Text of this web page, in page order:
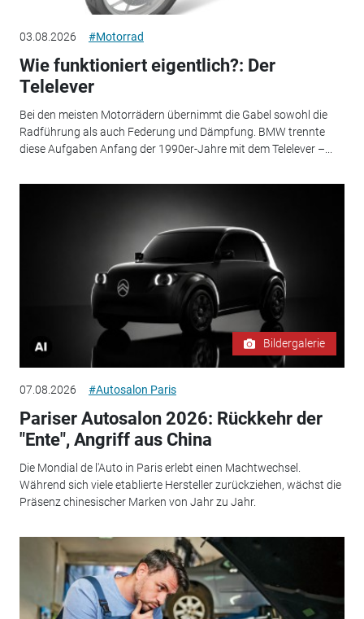
03.08.2026 #Motorrad
Wie funktioniert eigentlich?: Der
Telelever
Bei den meisten Motorrädern übernimmt die Gabel sowohl die
Radführung als auch Federung und Dämpfung. BMW trennte
diese Aufgaben Anfang der 1990er-Jahre mit dem Telelever –...
Bildergalerie
07.08.2026 #Autosalon Paris
Pariser Autosalon 2026: Rückkehr der
"Ente", Angriff aus China
Die Mondial de l'Auto in Paris erlebt einen Machtwechsel.
Während sich viele etablierte Hersteller zurückziehen, wächst die
Präsenz chinesischer Marken von Jahr zu Jahr.